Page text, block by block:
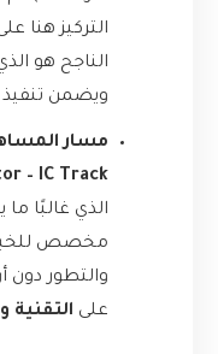
التركيز هنا
الناجح هو
ويضمن تنفيذ
– IC Track):
الذي غالبًا
مخصص
والتطور دون
على التقنية